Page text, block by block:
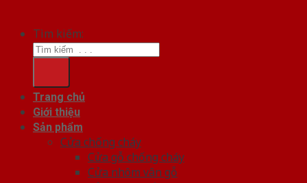
Tìm kiếm:
Trang chủ
Giới thiệu
Sản phẩm
Cửa chống cháy
Cửa gỗ chống cháy
Cửa nhôm vân gỗ